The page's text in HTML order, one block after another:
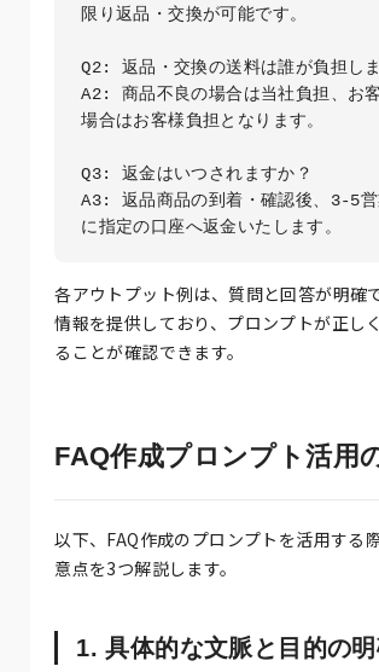
限り返品・交換が可能です。
Q2: 返品・交換の送料は誰が負担し
A2: 商品不良の場合は当社負担、お
場合はお客様負担となります。
Q3: 返金はいつされますか？
A3: 返品商品の到着・確認後、3-5営
各アウトプット例は、質問と回答が明確
情報を提供しており、プロンプトが正し
ることが確認できます。
FAQ作成プロンプト活用
以下、FAQ作成のプロンプトを活用する
意点を3つ解説します。
1. 具体的な文脈と目的の